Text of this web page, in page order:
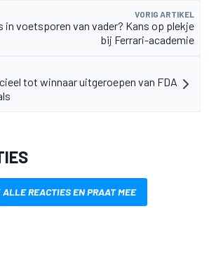
VORIG ARTIKEL
in voetsporen van vader? Kans op plekje
bij Ferrari-academie
tot winnaar uitgeroepen van FDA
REACTIES EN PRAAT MEE